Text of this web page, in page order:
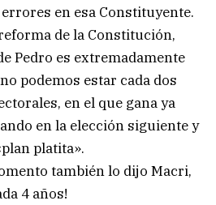
en esa Constituyente.
de la Constitución,
Pedro es extremadamente
podemos estar cada dos
en el que gana ya
en la elección siguiente y
platita».
también lo dijo Macri,
4 años!